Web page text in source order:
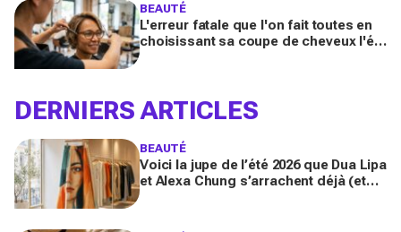
BEAUTÉ
L'erreur fatale que l'on fait toutes en
choisissant sa coupe de cheveux l'été
DERNIERS ARTICLES
BEAUTÉ
Voici la jupe de l’été 2026 que Dua Lipa
et Alexa Chung s’arrachent déjà (et